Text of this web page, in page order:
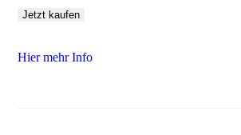
Hier mehr Info